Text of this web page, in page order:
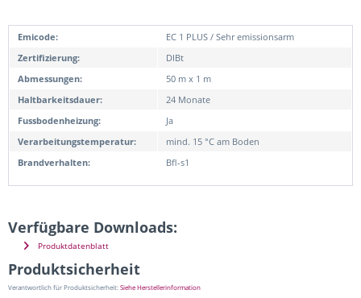
Emicode:
EC 1 PLUS / Sehr emissionsarm
Zertifizierung:
DIBt
Abmessungen:
50 m x 1 m
Haltbarkeitsdauer:
24 Monate
Fussbodenheizung:
Ja
Verarbeitungstemperatur:
mind. 15 °C am Boden
Brandverhalten:
Bfl-s1
Verfügbare Downloads:
Produktdatenblatt
Produktsicherheit
Verantwortlich für Produktsicherheit:Siehe Herstellerinformation